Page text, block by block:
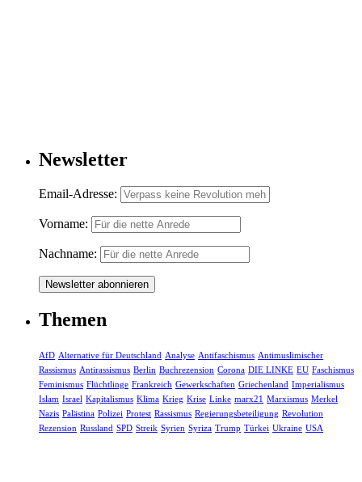
Newsletter
Email-Adresse:
Vorname:
Nachname:
Themen
AfD Alternative für Deutschland Analyse Antifaschismus Antimuslimischer
Rassismus Antirassismus Berlin Buchrezension Corona DIE LINKE EU Faschismus
Feminismus Flüchtlinge Frankreich Gewerkschaften Griechenland Imperialismus
Islam Israel Kapitalismus Klima Krieg Krise Linke marx21 Marxismus Merkel
Nazis Palästina Polizei Protest Rassismus Regierungsbeteiligung Revolution
Rezension Russland SPD Streik Syrien Syriza Trump Türkei Ukraine USA